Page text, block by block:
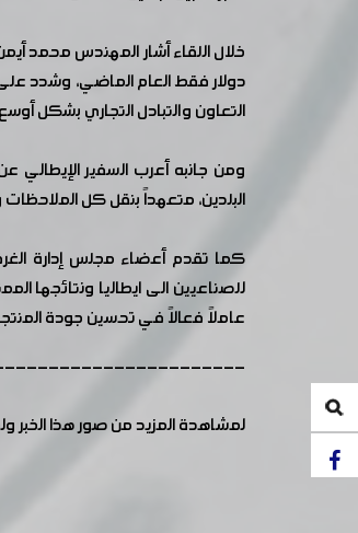
دولار فقط العام الماضي، وشدد
التعاون والتبادل التجاري بشكل
ومن جانبه أعرب السفير
البلدين، متعهداً بنقل كل
كما تقدم أعضاء مجلس إدارة
للصناعيين الى ايطاليا
عاملاً فعالاً في تحسين جودة
لمشاهدة المزيد من صور هذا الخبر